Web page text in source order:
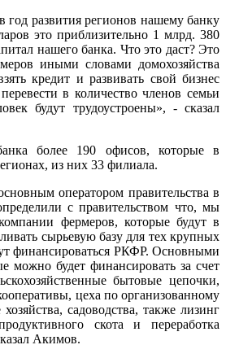
год развития регионов нашему банку
это приблизительно 1 млрд. 380
нашего банка. Что это даст? Это
иными словами домохозяйства
кредит и развивать свой бизнес
в количество членов семьи
будут трудоустроены», - сказал
более 190 офисов, которые в
из них 33 филиала.
оператором правительства в
с правительством что, мы
фермеров, которые будут в
сырьевую базу для тех крупных
финансироваться РКФР. Основными
можно будет финансировать за счет
бытовые цепочки,
цеха по организованному
садоводства, также лизинг
скота и переработка
Акимов.